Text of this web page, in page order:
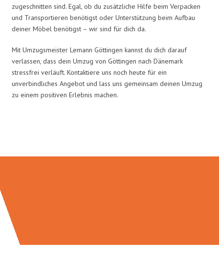
zugeschnitten sind. Egal, ob du zusätzliche Hilfe beim Verpacken
und Transportieren benötigst oder Unterstützung beim Aufbau
deiner Möbel benötigst – wir sind für dich da.
Mit Umzugsmeister Lemann Göttingen kannst du dich darauf
verlassen, dass dein Umzug von Göttingen nach Dänemark
stressfrei verläuft. Kontaktiere uns noch heute für ein
unverbindliches Angebot und lass uns gemeinsam deinen Umzug
zu einem positiven Erlebnis machen.